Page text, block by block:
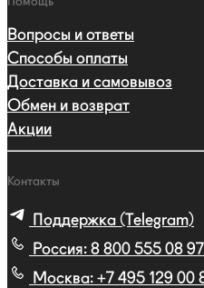
Вопросы и ответы
Способы оплаты
Доставка и самовывоз
Обмен и возврат
Акции
Контакты
Поддержка (Telegram)
Россия: 8 800 555 08 97
Москва: +7 495 129 00